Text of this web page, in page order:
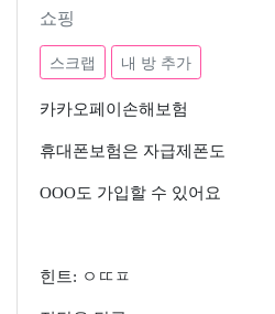
쇼핑
스크랩 내 방 추가
카카오페이손해보험
휴대폰보험은 자급제폰도
OOO도 가입할 수 있어요
힌트: ㅇㄸㅍ